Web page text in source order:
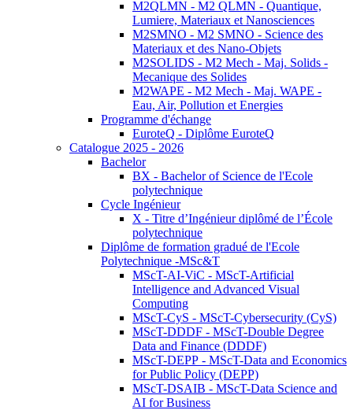
M2QLMN - M2 QLMN - Quantique,
Lumiere, Materiaux et Nanosciences
M2SMNO - M2 SMNO - Science des
Materiaux et des Nano-Objets
M2SOLIDS - M2 Mech - Maj. Solids -
Mecanique des Solides
M2WAPE - M2 Mech - Maj. WAPE -
Eau, Air, Pollution et Energies
Programme d'échange
EuroteQ - Diplôme EuroteQ
Catalogue 2025 - 2026
Bachelor
BX - Bachelor of Science de l'Ecole
polytechnique
Cycle Ingénieur
X - Titre d’Ingénieur diplômé de l’École
polytechnique
Diplôme de formation gradué de l'Ecole
Polytechnique -MSc&T
MScT-AI-ViC - MScT-Artificial
Intelligence and Advanced Visual
Computing
MScT-CyS - MScT-Cybersecurity (CyS)
MScT-DDDF - MScT-Double Degree
Data and Finance (DDDF)
MScT-DEPP - MScT-Data and Economics
for Public Policy (DEPP)
MScT-DSAIB - MScT-Data Science and
AI for Business